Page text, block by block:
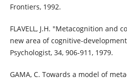
Frontiers, 1992.
FLAVELL, J.H. "Metacognition and
new area of cognitive-
Psychologist, 34, 906-911, 1979.
GAMA, C. Towards a model of